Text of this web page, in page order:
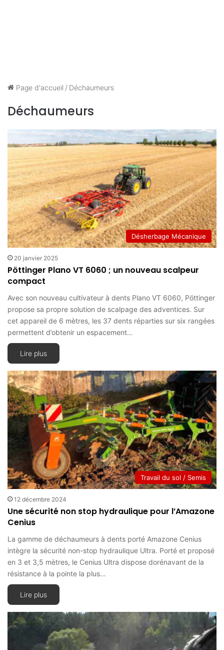
Page d'accueil / Déchaumeurs
Déchaumeurs
Désherbage Mécanique
20 janvier 2025
Pöttinger Plano VT 6060 ; un nouveau scalpeur
compact
Avec son nouveau cultivateur à dents Plano VT 6060, Pöttinger
propose sa propre solution de scalpage des adventices. Sur
cet appareil de 6 mètres, les 37 dents réparties sur six rangées
permettent d’obtenir un espacement…
Lire plus
Travail du sol / Semis
12 décembre 2024
Une sécurité non stop hydraulique pour l’Amazone
Cenius
La gamme de déchaumeurs à dents porté Amazone Cenius
intègre la sécurité non-stop hydraulique Ultra. Porté et proposé
en 3 et 3,5 mètres, le Cenius Ultra dispose dorénavant de la
résistance à la pointe la plus…
Lire plus